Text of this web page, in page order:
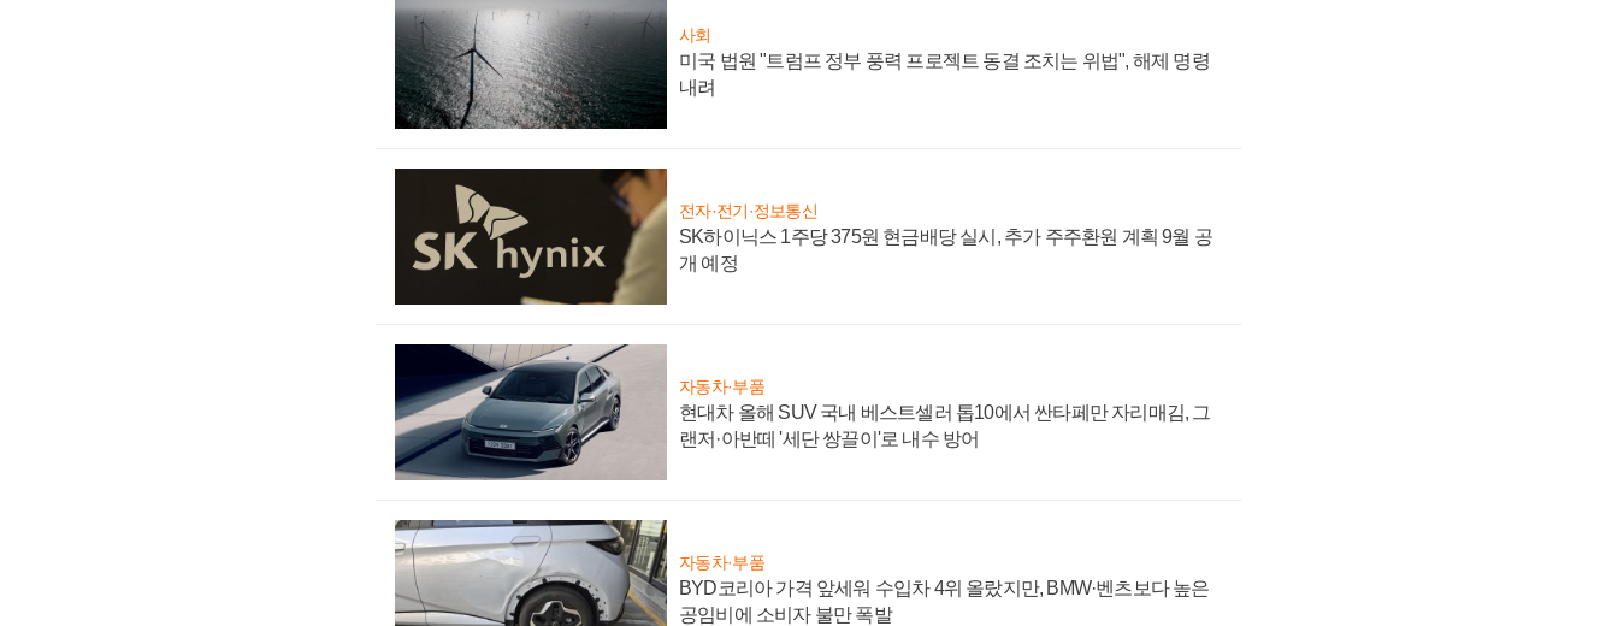
사회
미국 법원 "트럼프 정부 풍력 프로젝트 동결 조치는 위법", 해제 명령
내려
전자·전기·정보통신
SK하이닉스 1주당 375원 현금배당 실시, 추가 주주환원 계획 9월 공
개 예정
자동차·부품
현대차 올해 SUV 국내 베스트셀러 톱10에서 싼타페만 자리매김, 그
랜저·아반떼 '세단 쌍끌이'로 내수 방어
자동차·부품
BYD코리아 가격 앞세워 수입차 4위 올랐지만, BMW·벤츠보다 높은
공임비에 소비자 불만 폭발